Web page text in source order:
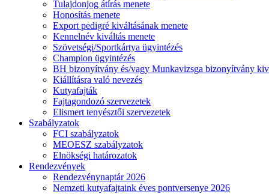
Tulajdonjog átírás menete
Honosítás menete
Export pedigré kiváltásának menete
Kennelnév kiváltás menete
Szövetségi/Sportkártya ügyintézés
Champion ügyintézés
BH bizonyítvány és/vagy Munkavizsga bizonyítvány
Kiállításra való nevezés
Kutyafajták
Fajtagondozó szervezetek
Elismert tenyésztői szervezetek
Szabályzatok
FCI szabályzatok
MEOESZ szabályzatok
Elnökségi határozatok
Rendezvények
Rendezvénynaptár 2026
Nemzeti kutyafajtaink éves pontversenye 2026